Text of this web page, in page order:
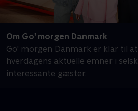
Om Go' morgen Danmark
Go' morgen Danmark er klar til
hverdagens aktuelle emner i
interessante gæster.